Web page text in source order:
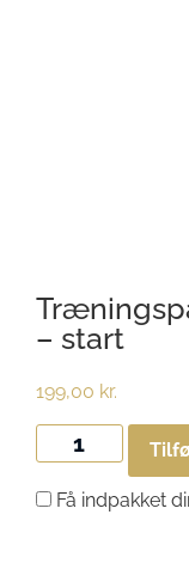
– start
199,00 kr.
Få indpakket